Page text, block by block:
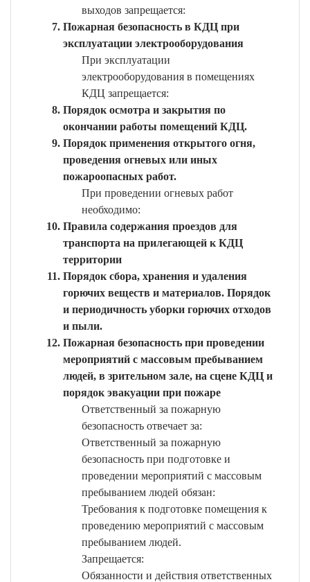
выходов запрещается:
Пожарная безопасность в КДЦ при
эксплуатации электрооборудования
При эксплуатации
электрооборудования в помещениях
КДЦ запрещается:
Порядок осмотра и закрытия по
окончании работы помещений КДЦ.
Порядок применения открытого огня,
проведения огневых или иных
пожароопасных работ.
При проведении огневых работ
необходимо:
Правила содержания проездов для
транспорта на прилегающей к КДЦ
территории
Порядок сбора, хранения и удаления
горючих веществ и материалов. Порядок
и периодичность уборки горючих отходов
и пыли.
Пожарная безопасность при проведении
мероприятий с массовым пребыванием
людей, в зрительном зале, на сцене КДЦ и
порядок эвакуации при пожаре
Ответственный за пожарную
безопасность отвечает за:
Ответственный за пожарную
безопасность при подготовке и
проведении мероприятий с массовым
пребыванием людей обязан:
Требования к подготовке помещения к
проведению мероприятий с массовым
пребыванием людей.
Запрещается:
Обязанности и действия ответственных